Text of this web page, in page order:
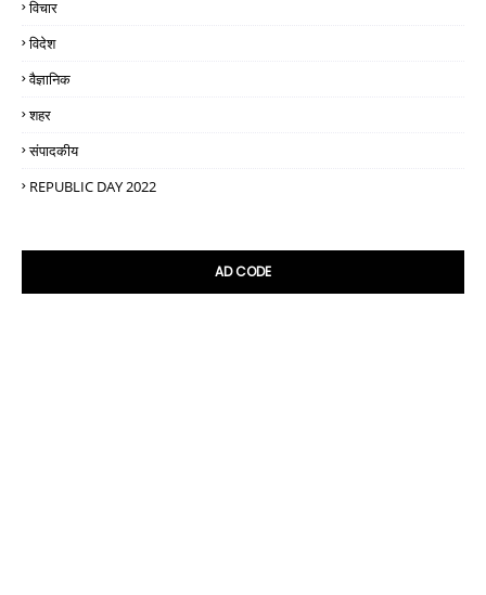
विचार
विदेश
वैज्ञानिक
शहर
संपादकीय
REPUBLIC DAY 2022
AD CODE